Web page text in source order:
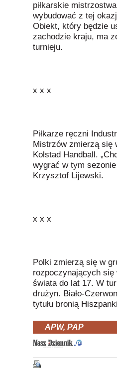
piłkarskie
wybudować z tej
Obiekt, który będzie
zachodzie kraju, ma
turnieju.
x x x
Piłkarze ręczni
Mistrzów zmierzą się
Kolstad Handball.
wygrać w tym
Krzysztof Lijewski.
x x x
Polki zmierzą się w
rozpoczynających się
świata do lat 17. W
drużyn. Biało-
tytułu bronią
APW, PAP